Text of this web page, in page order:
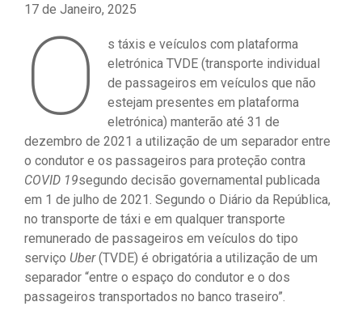
17 de Janeiro, 2025
O
s táxis e veículos com plataforma
eletrónica TVDE (transporte individual
de passageiros em veículos que não
estejam presentes em plataforma
eletrónica) manterão até 31 de
dezembro de 2021 a utilização de um separador entre
o condutor e os passageiros para proteção contra
COVID 19segundo decisão governamental publicada
em 1 de julho de 2021. Segundo o Diário da República,
no transporte de táxi e em qualquer transporte
remunerado de passageiros em veículos do tipo
serviço Uber(TVDE) é obrigatória a utilização de um
separador “entre o espaço do condutor e o dos
passageiros transportados no banco traseiro”.